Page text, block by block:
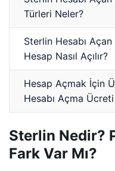
Türleri Neler?
Sterlin Hesabı
Hesap Nasıl Açılır?
Hesap Açmak İçin
Hesabı Açma
Sterlin Nedir?
Fark Var Mı?